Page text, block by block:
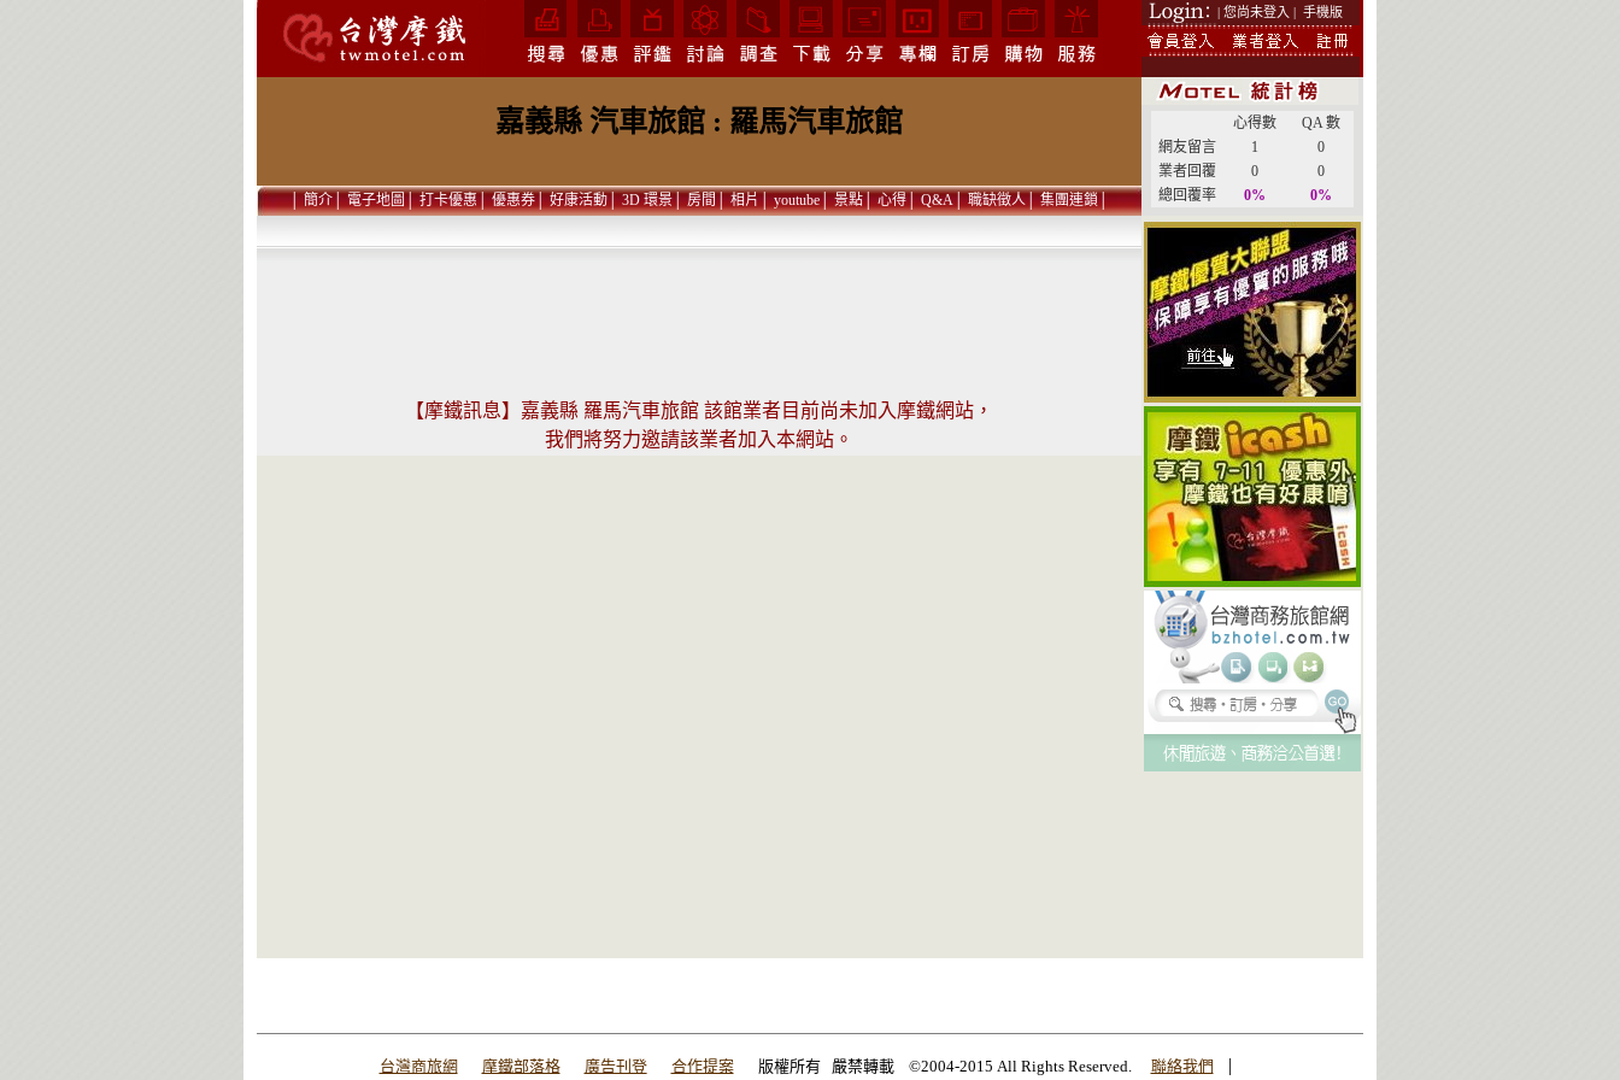
| 您尚未登入 | 手機版
嘉義縣 汽車旅館 : 羅馬汽車旅館 心得數
QA 數
網友留言
1
0
業者回覆
0
0
總回覆率
0% 0%
│簡介│電子地圖│打卡優惠│優惠券│好康活動│3D 環景│房間│相片│youtube│景點│心得│Q&A│職缺徵人│集團連鎖│
【摩鐵訊息】嘉義縣 羅馬汽車旅館 該館業者目前尚未加入摩鐵網站，
我們將努力邀請該業者加入本網站。
台灣商旅網 摩鐵部落格 廣告刊登 合作提案 版權所有 嚴禁轉載 ©2004-2015 All Rights Reserved. 聯絡我們 |